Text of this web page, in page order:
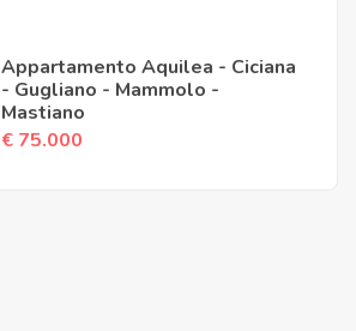
Appartamento Aquilea - Ciciana
- Gugliano - Mammolo -
Mastiano
€ 75.000